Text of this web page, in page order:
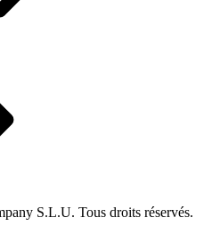
S.L.U. Tous droits réservés.